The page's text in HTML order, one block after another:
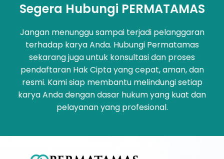
Segera Hubungi PERMATAMAS
Jangan menunggu sampai terjadi pelanggaran
terhadap karya Anda. Hubungi Permatamas
sekarang juga untuk konsultasi dan proses
pendaftaran Hak Cipta yang cepat, aman, dan
resmi. Kami siap membantu melindungi setiap
karya Anda dengan dasar hukum yang kuat dan
pelayanan yang profesional.